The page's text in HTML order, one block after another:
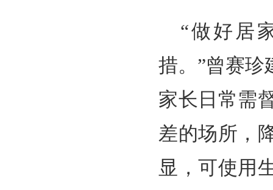
“做好居
措。”曾赛
家长日常需
差的场所，
显，可使用